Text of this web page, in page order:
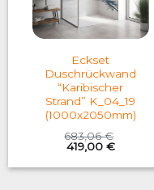
Eckset
Duschrückwand
“Karibischer
Strand” K_04_19
(1000x2050mm)
683,06€
Original
price
was:
419,00 €Current
is: